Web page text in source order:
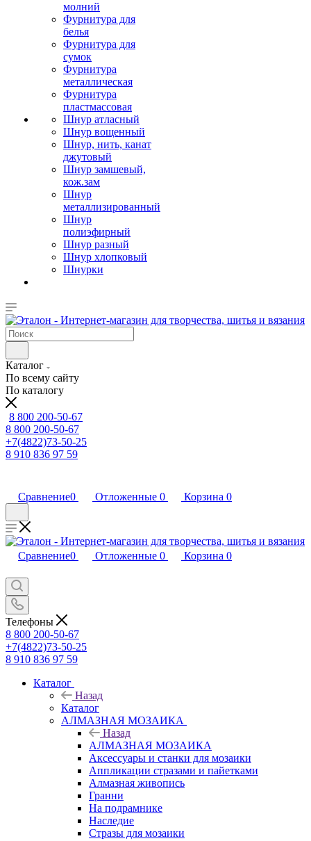
молний
Фурнитура для
белья
Фурнитура для
сумок
Фурнитура
металлическая
Фурнитура
пластмассовая
Шнур атласный
Шнур вощенный
Шнур, нить, канат
джутовый
Шнур замшевый,
кож.зам
Шнур
металлизированный
Шнур
полиэфирный
Шнур разный
Шнур хлопковый
Шнурки
Каталог
По всему сайту
По каталогу
8 800 200-50-67
8 800 200-50-67
+7(4822)73-50-25
8 910 836 97 59
Сравнение0 Отложенные 0 Корзина 0
Сравнение0 Отложенные 0 Корзина 0
Телефоны
8 800 200-50-67
+7(4822)73-50-25
8 910 836 97 59
Каталог
Назад
Каталог
АЛМАЗНАЯ МОЗАИКА
Назад
АЛМАЗНАЯ МОЗАИКА
Аксессуары и станки для мозаики
Аппликации стразами и пайетками
Алмазная живопись
Гранни
На подрамнике
Наследие
Стразы для мозаики